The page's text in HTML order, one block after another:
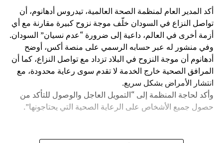
أكد المدير العام لمنظمة الصحة العالمية، تيدروس أدهانوم، أن
تواصل النزاع في السودان خلّف موجة نزوح كبيرة مقارنة مع أي
أزمة أخرى في العالم، داعية إلى ضرورة “عدم نسيان” السودان.
وفي منشور له عبر حسابه الرسمي على منصة أكس، أوضح
أدهانوم أن موجة النزوح في البلاد تزداد مع تواصل النزاع، كما أن
المرافق الصحية خارج الخدمة لا تقدم سوى رعاية محدودة، مع
انتشار الأمراض بشكل سريع.
وأكد لحاجة المنظمة إلى “التمويل العاجل والوصول للتأكد من
حصول جميع الأشخاص على الرعاية الصحية التي يحتاجونها”.